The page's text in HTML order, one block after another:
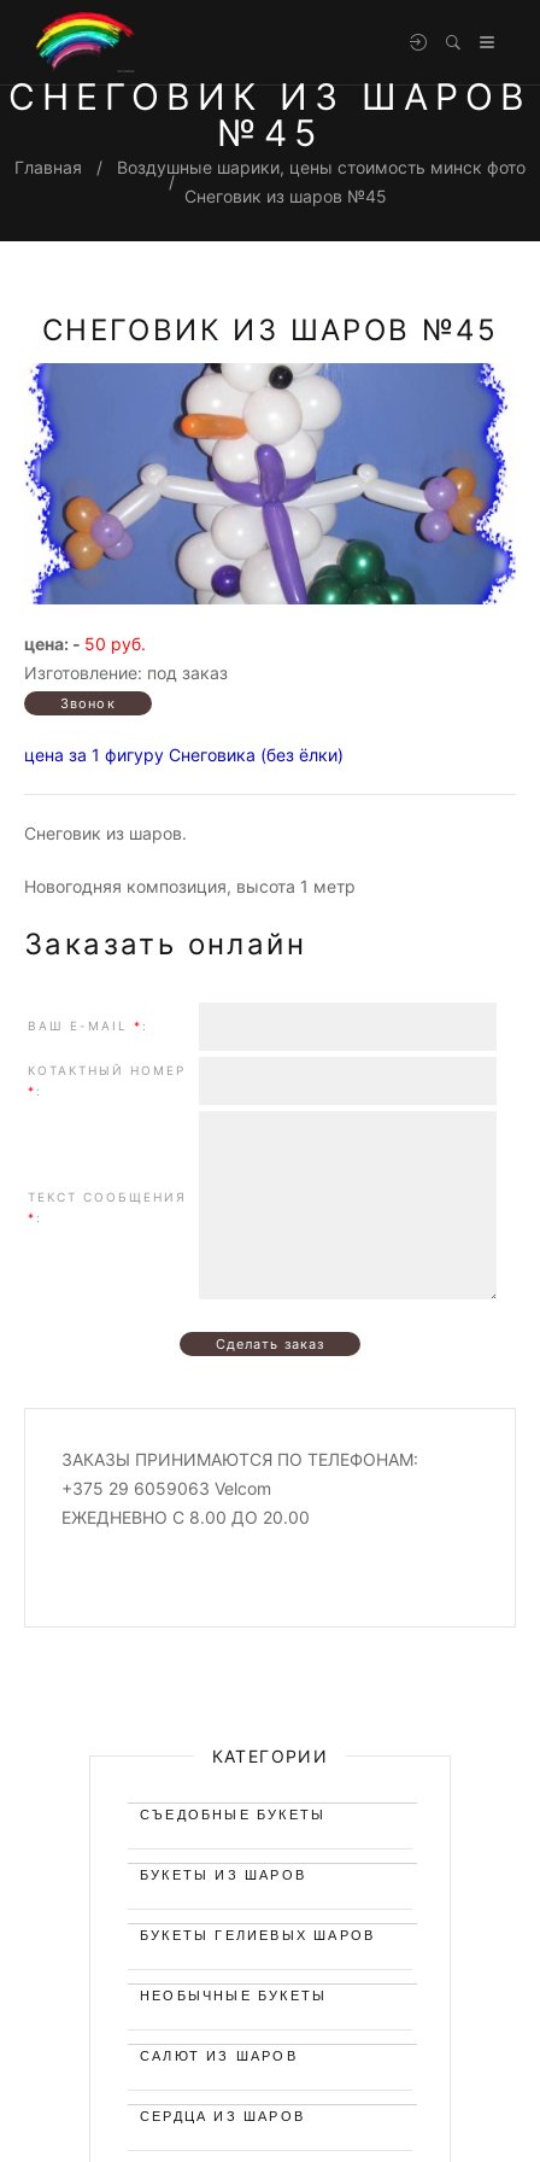
СНЕГОВИК ИЗ ШАРОВ
№45
Главная
Воздушные шарики, цены стоимость минск фото
Снеговик из шаров №45
СНЕГОВИК ИЗ ШАРОВ №45
цена: - 50 руб.
Изготовление: под заказ
цена за 1 фигуру Снеговика (без ёлки)
Снеговик из шаров.
Новогодняя композиция, высота 1 метр
Заказать онлайн
ВАШ E-MAIL * :
КОТАКТНЫЙ НОМЕР
* :
ТЕКСТ СООБЩЕНИЯ
* :
ЗАКАЗЫ ПРИНИМАЮТСЯ ПО ТЕЛЕФОНАМ:
+375 29 6059063 Velcom
ЕЖЕДНЕВНО С 8.00 ДО 20.00
КАТЕГОРИИ
СЪЕДОБНЫЕ БУКЕТЫ
БУКЕТЫ ИЗ ШАРОВ
БУКЕТЫ ГЕЛИЕВЫХ ШАРОВ
НЕОБЫЧНЫЕ БУКЕТЫ
САЛЮТ ИЗ ШАРОВ
СЕРДЦА ИЗ ШАРОВ